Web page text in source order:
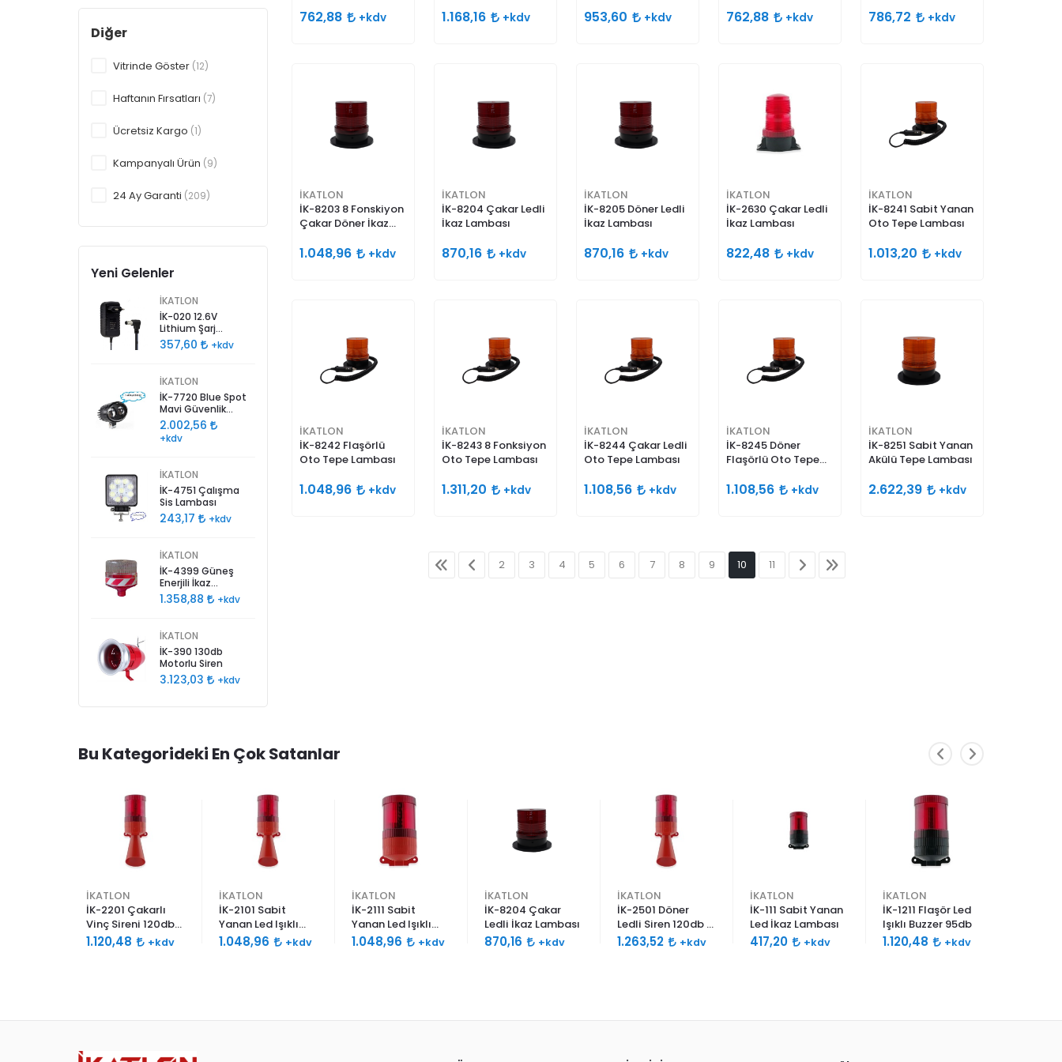
762,88 +kdv 1.168,16 +kdv 953,60 +kdv 762,88 +kdv 786,72 +kdv
İKATLON
İK-8203 8 Fonskiyon
Çakar Döner İkaz
1.048,96 +kdv
İKATLON
İK-8204 Çakar Ledli
İkaz Lambası
870,16 +kdv
İKATLON
İK-8205 Döner Ledli
İkaz Lambası
870,16 +kdv
İKATLON
İK-2630 Çakar Ledli
İkaz Lambası
822,48 +kdv
İKATLON
İK-8241 Sabit Yanan
Oto Tepe Lambası
1.013,20 +kdv
İKATLON
İK-8242 Flaşörlü
Oto Tepe Lambası
1.048,96 +kdv
İKATLON
İK-8243 8 Fonksiyon
Oto Tepe Lambası
1.311,20 +kdv
İKATLON
İK-8244 Çakar Ledli
Oto Tepe Lambası
1.108,56 +kdv
İKATLON
İK-8245 Döner
Flaşörlü Oto Tepe
1.108,56 +kdv
İKATLON
İK-8251 Sabit Yanan
Akülü Tepe Lambası
2.622,39 +kdv
2 3 4 5 6 7 8 9 10 11
Diğer
Vitrinde Göster (12)
Haftanın Fırsatları (7)
Ücretsiz Kargo (1)
Kampanyalı Ürün (9)
24 Ay Garanti (209)
Yeni Gelenler
İKATLON
İK-020 12.6V
Lithium Şarj
Adaptörü
357,60 +kdv
İKATLON
İK-7720 Blue Spot
Mavi Güvenlik
Lambası
2.002,56
+kdv
İKATLON
İK-4751 Çalışma
Sis Lambası
243,17 +kdv
İKATLON
İK-4399 Güneş
Enerjili İkaz
Lambası
1.358,88 +kdv
İKATLON
İK-390 130db
Motorlu Siren
3.123,03 +kdv
Bu Kategorideki En Çok Satanlar
İKATLON
İK-2201 Çakarlı
Vinç Sireni 120db
Çift Ses Borulu
1.120,48 +kdv
İKATLON
İK-2101 Sabit
Yanan Led Işıklı
Siren 120db Çift
1.048,96 +kdv
İKATLON
İK-2111 Sabit
Yanan Led Işıklı
Siren 120db Çift
1.048,96 +kdv
İKATLON
İK-8204 Çakar
Ledli İkaz Lambası
870,16 +kdv
İKATLON
İK-2501 Döner
Ledli Siren 120db 2
Ses
1.263,52 +kdv
İKATLON
İK-111 Sabit Yanan
Led İkaz Lambası
417,20 +kdv
İKATLON
İK-1211 Flaşör Led
Işıklı Buzzer 95db
1.120,48 +kdv